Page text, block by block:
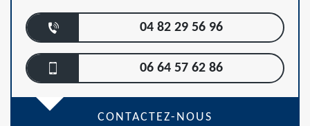
04 82 29 56 96
06 64 57 62 86
CONTACTEZ-NOUS